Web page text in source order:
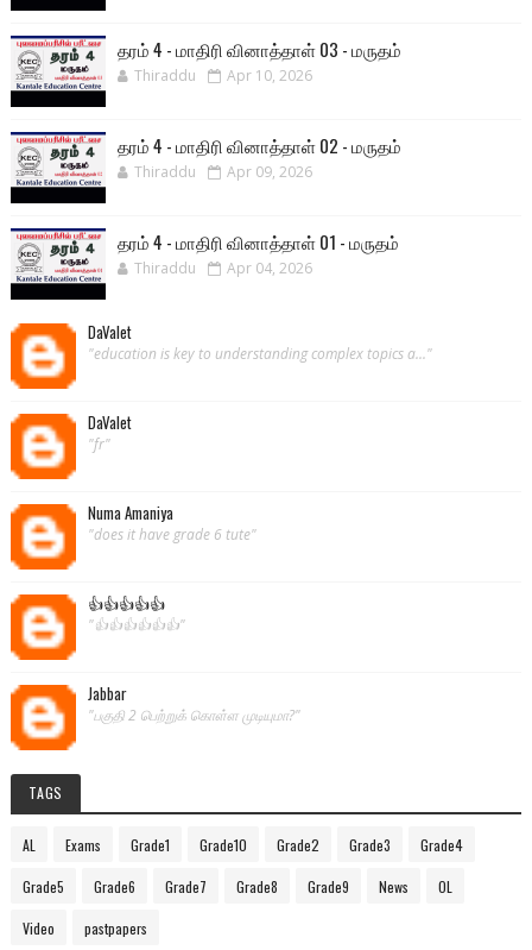
தரம் 4 - மாதிரி வினாத்தாள் 03 - மருதம்
Thiraddu Apr 10, 2026
தரம் 4 - மாதிரி வினாத்தாள் 02 - மருதம்
Thiraddu Apr 09, 2026
தரம் 4 - மாதிரி வினாத்தாள் 01 - மருதம்
Thiraddu Apr 04, 2026
DaValet
"education is key to understanding complex topics a..."
DaValet
"fr"
Numa Amaniya
"does it have grade 6 tute"
👍👍👍👍👍
"👍👍👍👍👍👍"
Jabbar
"பகுதி 2 பெற்றுக் கொள்ள முடியுமா?"
TAGS
AL Exams Grade1 Grade10 Grade2 Grade3 Grade4
Grade5 Grade6 Grade7 Grade8 Grade9 News OL
Video pastpapers